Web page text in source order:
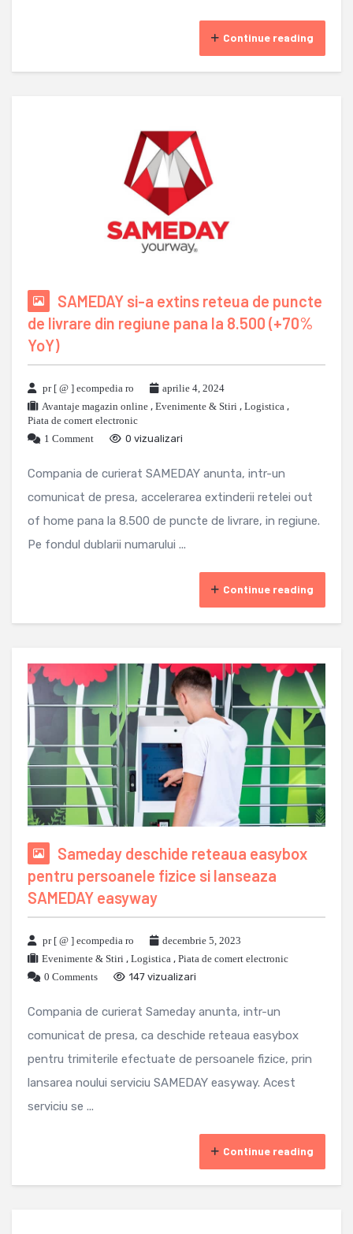
Continue reading
SAMEDAY si-a extins reteua de puncte
de livrare din regiune pana la 8.500 (+70%
YoY)
pr [ @ ] ecompedia ro
aprilie 4, 2024
Avantaje magazin online , Evenimente & Stiri , Logistica ,
Piata de comert electronic
1 Comment
0 vizualizari
Compania de curierat SAMEDAY anunta, intr-un
comunicat de presa, accelerarea extinderii retelei out
of home pana la 8.500 de puncte de livrare, in regiune.
Pe fondul dublarii numarului ...
Continue reading
Sameday deschide reteaua easybox
pentru persoanele fizice si lanseaza
SAMEDAY easyway
pr [ @ ] ecompedia ro
decembrie 5, 2023
Evenimente & Stiri , Logistica , Piata de comert electronic
0 Comments
147 vizualizari
Compania de curierat Sameday anunta, intr-un
comunicat de presa, ca deschide reteaua easybox
pentru trimiterile efectuate de persoanele fizice, prin
lansarea noului serviciu SAMEDAY easyway. Acest
serviciu se ...
Continue reading